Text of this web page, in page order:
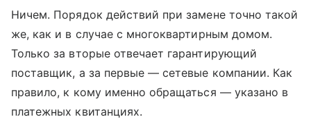
Ничем. Порядок действий при замене точно такой
же, как и в случае с многоквартирным домом.
Только за вторые отвечает гарантирующий
поставщик, а за первые — сетевые компании. Как
правило, к кому именно обращаться — указано в
платежных квитанциях.